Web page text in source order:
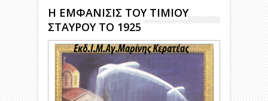
Η ΕΜΦΑΝΙΣΙΣ ΤΟΥ ΤΙΜΙΟΥ
ΣΤΑΥΡΟΥ ΤΟ 1925